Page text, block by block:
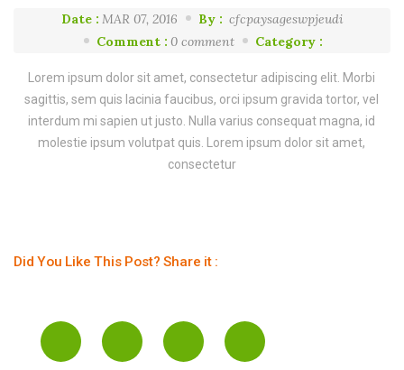
Date : MAR 07, 2016 By : cfcpaysageswpjeudi
Comment : 0 comment Category :
Lorem ipsum dolor sit amet, consectetur adipiscing elit. Morbi
sagittis, sem quis lacinia faucibus, orci ipsum gravida tortor, vel
interdum mi sapien ut justo. Nulla varius consequat magna, id
molestie ipsum volutpat quis. Lorem ipsum dolor sit amet,
consectetur
Did You Like This Post? Share it :